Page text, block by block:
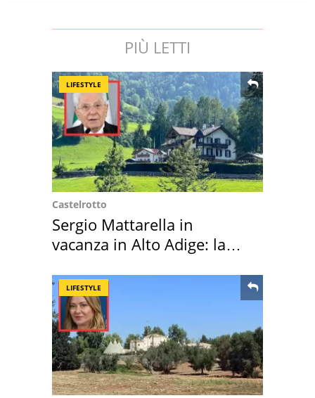
PIÙ LETTI
LIFESTYLE
Castelrotto
Sergio Mattarella in
vacanza in Alto Adige: la
LIFESTYLE